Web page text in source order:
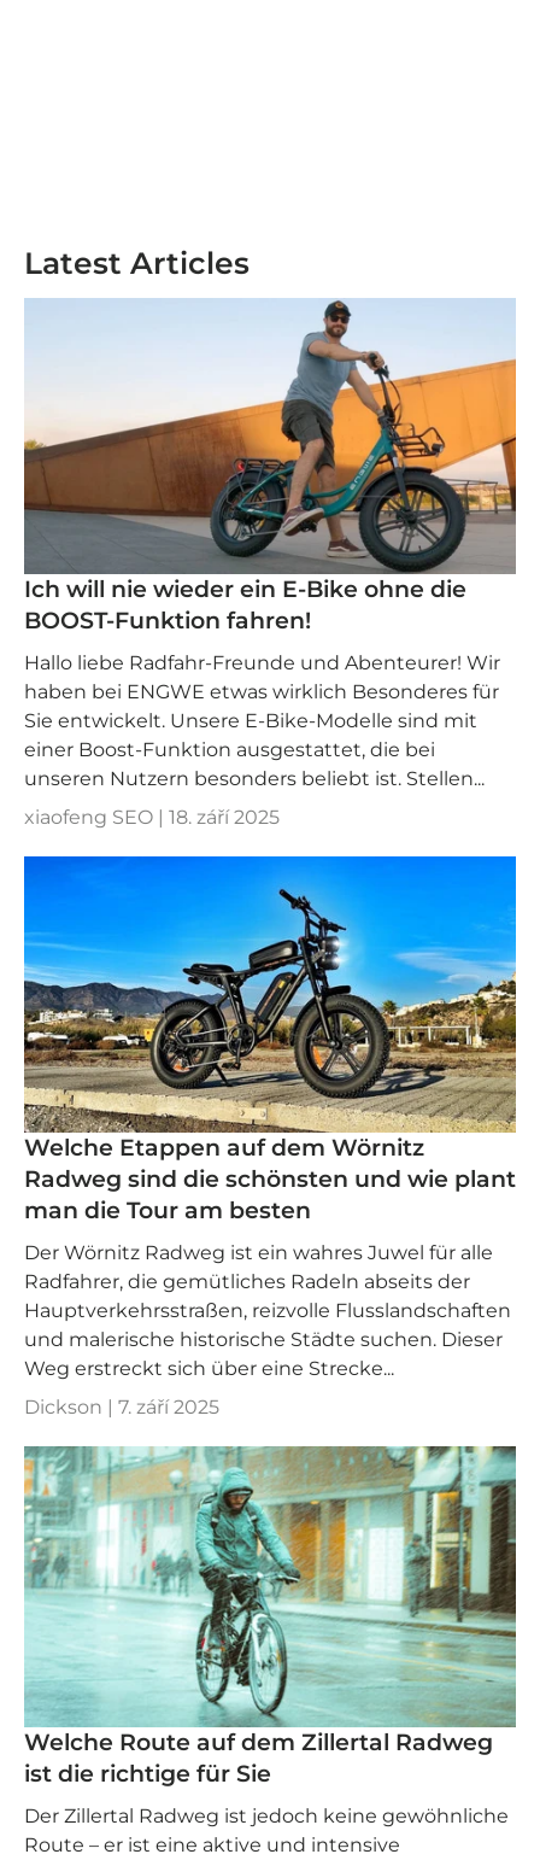
Latest Articles
Ich will nie wieder ein E-Bike ohne die
BOOST-Funktion fahren!
Hallo liebe Radfahr-Freunde und Abenteurer! Wir
haben bei ENGWE etwas wirklich Besonderes für
Sie entwickelt. Unsere E-Bike-Modelle sind mit
einer Boost-Funktion ausgestattet, die bei
unseren Nutzern besonders beliebt ist. Stellen...
xiaofeng SEO | 18. září 2025
Welche Etappen auf dem Wörnitz
Radweg sind die schönsten und wie plant
man die Tour am besten
Der Wörnitz Radweg ist ein wahres Juwel für alle
Radfahrer, die gemütliches Radeln abseits der
Hauptverkehrsstraßen, reizvolle Flusslandschaften
und malerische historische Städte suchen. Dieser
Weg erstreckt sich über eine Strecke...
Dickson | 7. září 2025
Welche Route auf dem Zillertal Radweg
ist die richtige für Sie
Der Zillertal Radweg ist jedoch keine gewöhnliche
Route – er ist eine aktive und intensive